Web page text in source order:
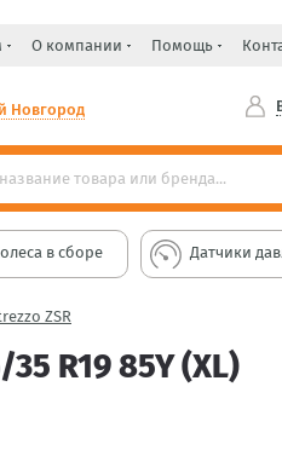
О компании Помощь
Новгород
в сборе Датчики
ZSR
35 R19 85Y (XL)